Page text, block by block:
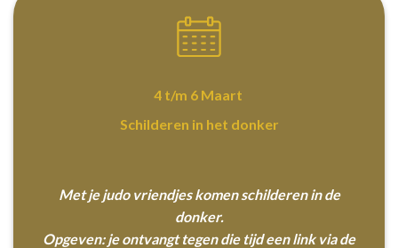
4 t/m 6 Maart
Schilderen in het donker
Met je judo vriendjes komen schilderen in de
donker.
Opgeven: je ontvangt tegen die tijd een link via de